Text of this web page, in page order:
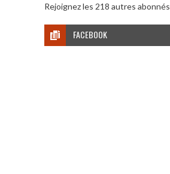
Rejoignez les 218 autres abonnés
FACEBOOK